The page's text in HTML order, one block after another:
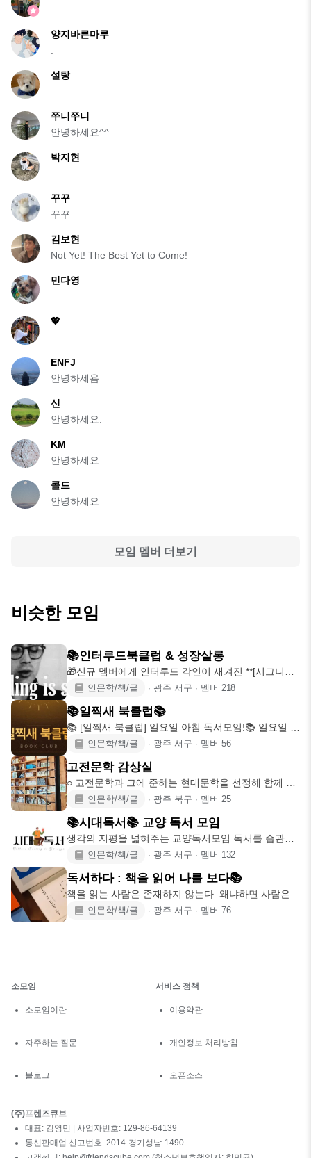
양지바른마루
설탕
쭈니쭈니
안녕하세요^^
박지현
꾸꾸
꾸꾸
김보현
Not Yet! The Best Yet to Come!
민다영
💖
ENFJ
안녕하세욤
신
안녕하세요.
KM
안녕하세요
콜드
안녕하세요
모임 멤버 더보기
비슷한 모임
📚인터루드북클럽 & 성장살롱
🎁신규 멤버에게 인터루드 각인이 새겨진 **[시그니처
우드 북마크]**가
인문학/책/글 ∙ 광주 서구 ∙ 멤버 218
📚일찍새 북클럽📚
📚 [일찍새 북클럽] 일요일 아침 독서모임!📚 일요일 아
침, 일찍 일어
인문학/책/글 ∙ 광주 서구 ∙ 멤버 56
고전문학 감상실
○ 고전문학과 그에 준하는 현대문학을 선정해 함께 읽
는 독서모임입니다.
인문학/책/글 ∙ 광주 북구 ∙ 멤버 25
📚시대독서📚 교양 독서 모임
생각의 지평을 넓혀주는 교양독서모임 독서를 습관으
로 만들고 싶으신 분
인문학/책/글 ∙ 광주 서구 ∙ 멤버 132
독서하다 : 책을 읽어 나를 보다📚
책을 읽는 사람은 존재하지 않는다. 왜냐하면 사람은
책을 통해 자신을 읽
인문학/책/글 ∙ 광주 서구 ∙ 멤버 76
소모임
소모임이란
자주하는 질문
블로그
서비스 정책
이용약관
개인정보 처리방침
오픈소스
(주)프렌즈큐브
대표: 김영민 | 사업자번호: 129-86-64139
통신판매업 신고번호: 2014-경기성남-1490